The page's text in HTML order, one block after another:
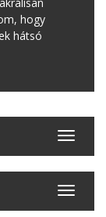
hogy
hátsó
Toggle
Toggle